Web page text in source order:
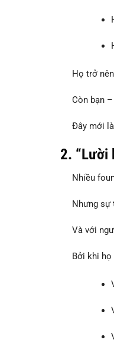
Họ trở nên
Còn bạn –
Đây mới là
2. “Lười
Nhiều
Nhưng sự
Và với
Bởi khi họ